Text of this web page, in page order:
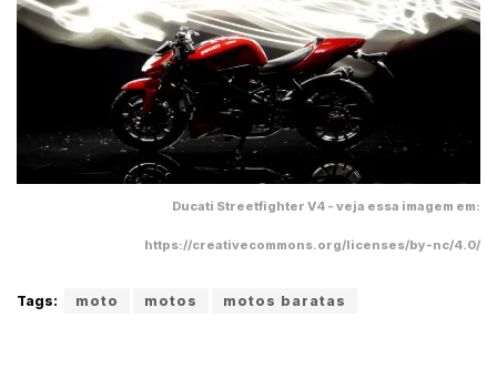
Ducati Streetfighter V4 - veja essa imagem em:
https://creativecommons.org/licenses/by-nc/4.0/
Tags: moto motos motos baratas